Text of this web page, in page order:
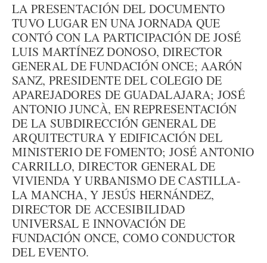
LA PRESENTACIÓN DEL DOCUMENTO
TUVO LUGAR EN UNA JORNADA QUE
CONTÓ CON LA PARTICIPACIÓN DE JOSÉ
LUIS MARTÍNEZ DONOSO, DIRECTOR
GENERAL DE FUNDACIÓN ONCE; AARÓN
SANZ, PRESIDENTE DEL COLEGIO DE
APAREJADORES DE GUADALAJARA; JOSÉ
ANTONIO JUNCÀ, EN REPRESENTACIÓN
DE LA SUBDIRECCIÓN GENERAL DE
ARQUITECTURA Y EDIFICACIÓN DEL
MINISTERIO DE FOMENTO; JOSÉ ANTONIO
CARRILLO, DIRECTOR GENERAL DE
VIVIENDA Y URBANISMO DE CASTILLA-
LA MANCHA, Y JESÚS HERNÁNDEZ,
DIRECTOR DE ACCESIBILIDAD
UNIVERSAL E INNOVACIÓN DE
FUNDACIÓN ONCE, COMO CONDUCTOR
DEL EVENTO.